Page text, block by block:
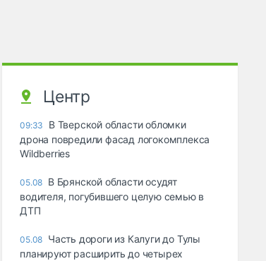
Центр
09:33
В Тверской области обломки
дрона повредили фасад логокомплекса
Wildberries
05.08 В Брянской области осудят
водителя, погубившего целую семью в
ДТП
05.08 Часть дороги из Калуги до Тулы
планируют расширить до четырех